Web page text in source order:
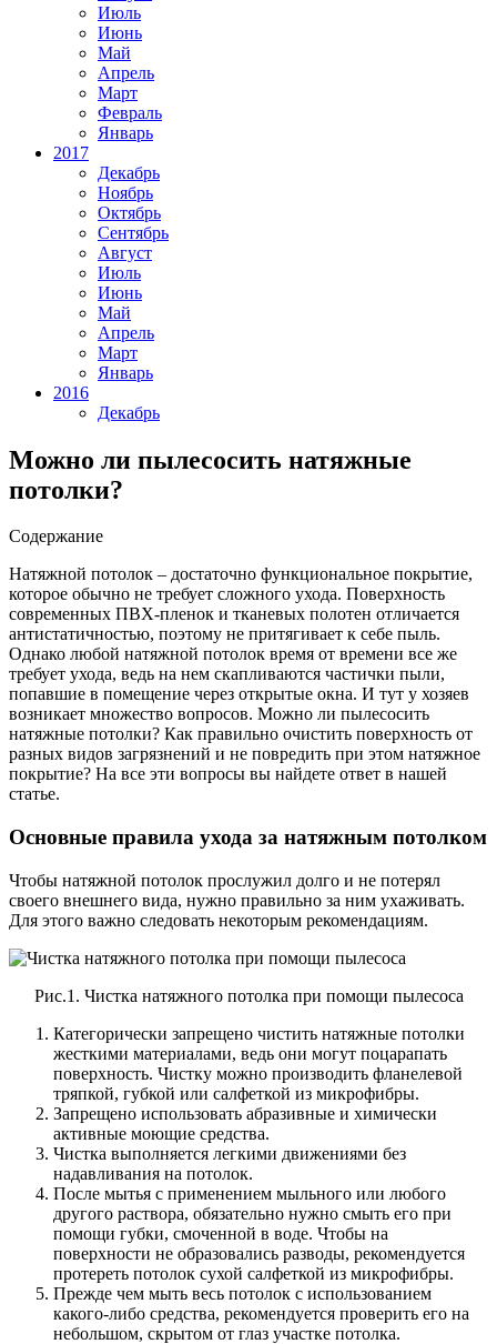
Июль
Июнь
Май
Апрель
Март
Февраль
Январь
2017
Декабрь
Ноябрь
Октябрь
Сентябрь
Август
Июль
Июнь
Май
Апрель
Март
Январь
2016
Декабрь
Можно ли пылесосить натяжные
потолки?
Содержание
Натяжной потолок – достаточно функциональное покрытие,
которое обычно не требует сложного ухода. Поверхность
современных ПВХ-пленок и тканевых полотен отличается
антистатичностью, поэтому не притягивает к себе пыль.
Однако любой натяжной потолок время от времени все же
требует ухода, ведь на нем скапливаются частички пыли,
попавшие в помещение через открытые окна. И тут у хозяев
возникает множество вопросов. Можно ли пылесосить
натяжные потолки? Как правильно очистить поверхность от
разных видов загрязнений и не повредить при этом натяжное
покрытие? На все эти вопросы вы найдете ответ в нашей
статье.
Основные правила ухода за натяжным потолком
Чтобы натяжной потолок прослужил долго и не потерял
своего внешнего вида, нужно правильно за ним ухаживать.
Для этого важно следовать некоторым рекомендациям.
Рис.1. Чистка натяжного потолка при помощи пылесоса
Категорически запрещено чистить натяжные потолки
жесткими материалами, ведь они могут поцарапать
поверхность. Чистку можно производить фланелевой
тряпкой, губкой или салфеткой из микрофибры.
Запрещено использовать абразивные и химически
активные моющие средства.
Чистка выполняется легкими движениями без
надавливания на потолок.
После мытья с применением мыльного или любого
другого раствора, обязательно нужно смыть его при
помощи губки, смоченной в воде. Чтобы на
поверхности не образовались разводы, рекомендуется
протереть потолок сухой салфеткой из микрофибры.
Прежде чем мыть весь потолок с использованием
какого-либо средства, рекомендуется проверить его на
небольшом, скрытом от глаз участке потолка.